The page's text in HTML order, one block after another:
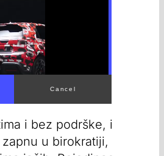
i bez podrške, i
u birokratiji,